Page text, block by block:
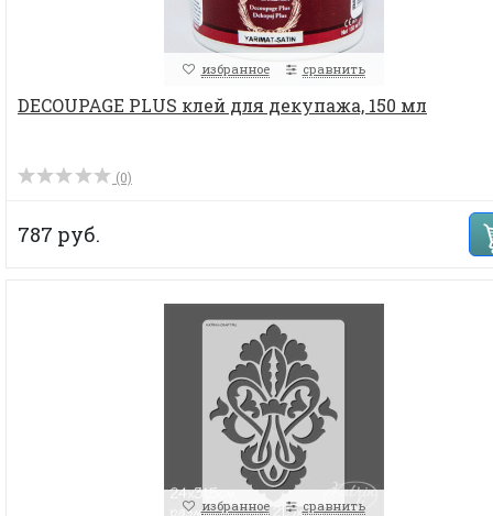
избранное сравнить
DECOUPAGE PLUS клей для декупажа, 150 мл
(0)
787 руб.
избранное сравнить